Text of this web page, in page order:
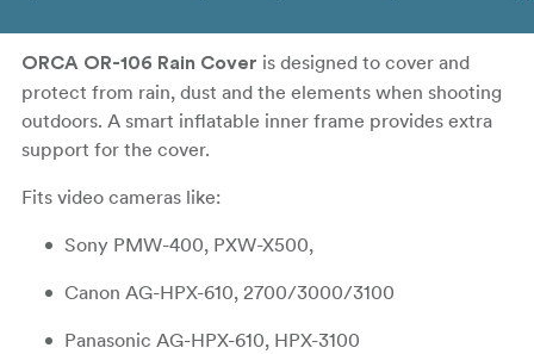
ORCA OR-106 Rain Cover is designed to cover and
protect from rain, dust and the elements when shooting
outdoors. A smart inflatable inner frame provides extra
support for the cover.
Fits video cameras like:
Sony PMW-400, PXW-X500,
Canon AG-HPX-610, 2700/3000/3100
Panasonic AG-HPX-610, HPX-3100